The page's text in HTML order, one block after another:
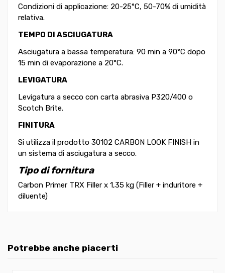
Condizioni di applicazione: 20-25°C, 50-70% di umidità
relativa.
TEMPO DI ASCIUGATURA
Asciugatura a bassa temperatura: 90 min a 90°C dopo
15 min di evaporazione a 20°C.
LEVIGATURA
Levigatura a secco con carta abrasiva P320/400 o
Scotch Brite.
FINITURA
Si utilizza il prodotto 30102 CARBON LOOK FINISH in
un sistema di asciugatura a secco.
Tipo di fornitura
Carbon Primer TRX Filler x 1,35 kg (Filler + induritore +
diluente)
Potrebbe anche piacerti